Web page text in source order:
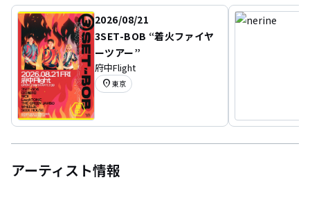
2026/08/21
3SET-BOB “着火ファイヤ
ーツアー”
府中Flight
location_on 東京
アーティスト情報